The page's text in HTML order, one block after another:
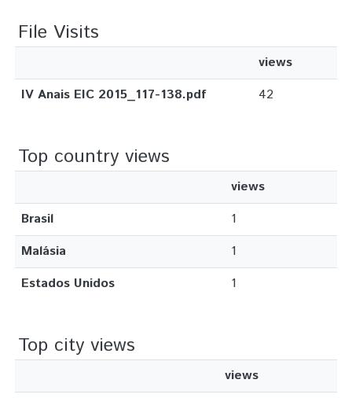
File Visits
views
IV Anais EIC 2015_117-138.pdf
42
Top country views
views
Brasil
1
Malásia
1
Estados Unidos
1
Top city views
views